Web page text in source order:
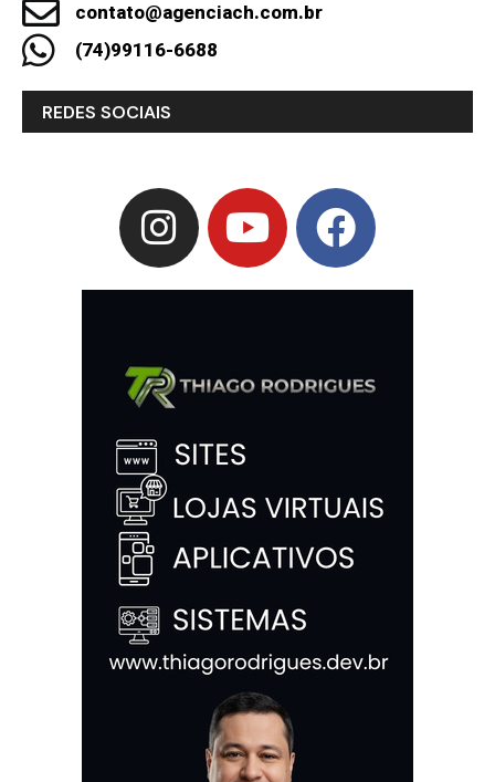
contato@agenciach.com.br
(74)99116-6688
REDES SOCIAIS